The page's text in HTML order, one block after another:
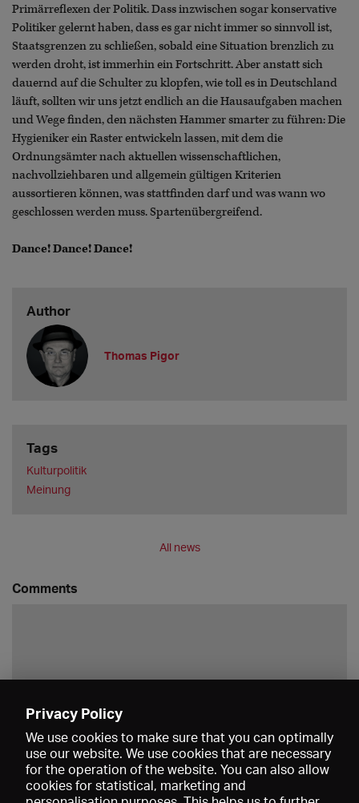
Primärreflexen der Politik. Dass inzwischen sogar konservative
Politiker gelernt haben, dass es gar nicht immer so sinnvoll ist,
Staatsgrenzen zu schließen, sobald eine Situation brenzlich zu
werden droht, ist immerhin ein Fortschritt. Aber anstatt sich
dauernd auf die Schulter zu klopfen, wie toll es in Deutschland
läuft, sollten wir uns jetzt endlich an die Hausaufgaben machen
und Wege finden, den nächsten Hammer smarter zu führen: Die
Hygieniker ein Raster entwickeln lassen, mit dem die
Ordnungsämter nach aktuellen wissenschaftlichen,
nachvollziehbaren und allgemein gültigen Kriterien
aussortieren können, was stattfinden darf und was wann wo
geschlossen werden muss. Spartenübergreifend.
Dance! Dance! Dance!
Author
Thomas Pigor
Tags
Kulturpolitik
Meinung
All news
Comments
Privacy Policy
We use cookies to make sure that you can optimally
use our website. We use cookies that are necessary
for the operation of the website. You can also allow
cookies for statistical, marketing and